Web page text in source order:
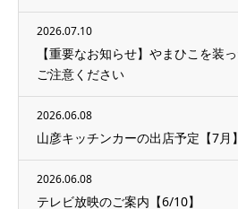
2026.07.10
【重要なお知らせ】やまひこを装
ご注意ください
2026.06.08
山彦キッチンカーの出店予定【7月】
2026.06.08
テレビ放映のご案内【6/10】